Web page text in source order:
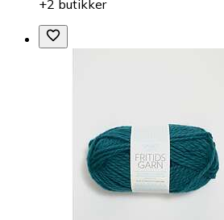
+2 butikker